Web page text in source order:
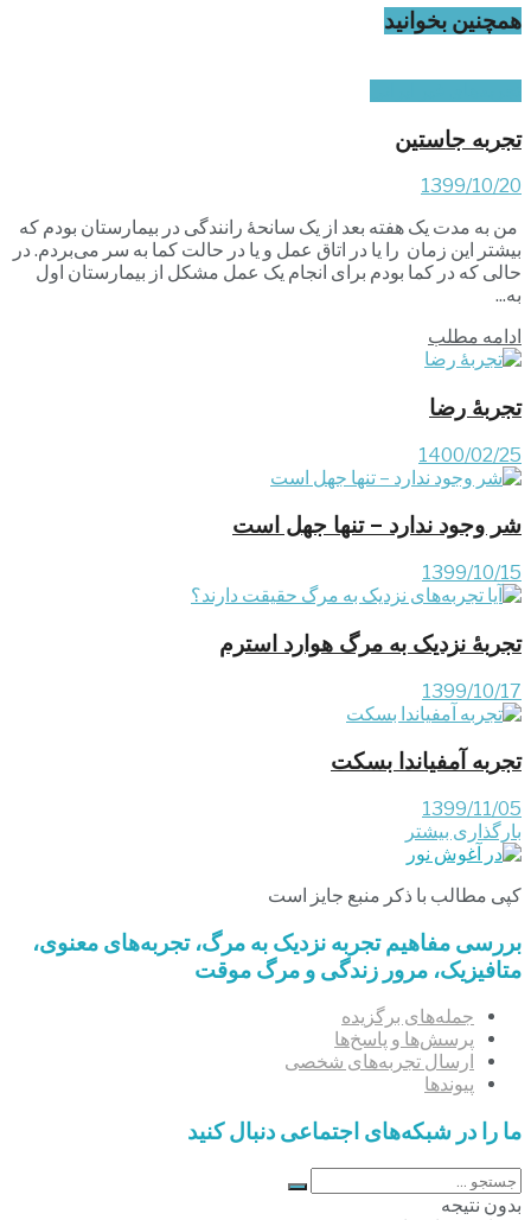
همچنین بخوانید
تجربه جاستین
1399/10/20
من به مدت یک هفته بعد از یک سانحۀ رانندگی در بیمارستان بودم که
بیشتر این زمان را یا در اتاق عمل و یا در حالت کما به سر می‌بردم. در
حالی که در کما بودم برای انجام یک عمل مشکل از بیمارستان اول
به...
ادامه مطلب
تجربۀ رضا
1400/02/25
شر وجود ندارد – تنها جهل است
1399/10/15
تجربۀ نزدیک به مرگ هوارد استرم
1399/10/17
تجربه آمفیاندا بسکت
1399/11/05
بارگذاری بیشتر
کپی مطالب با ذکر منبع جایز است
بررسی مفاهیم تجربه‌ نزدیک به مرگ، تجربه‌های معنوی،
متافیزیک، مرور زندگی و مرگ موقت
جمله‌های برگزیده
پرسش‌ها و پاسخ‌ها
ارسال تجربه‌های شخصی
پیوندها
ما را در شبکه‌های اجتماعی دنبال کنید
بدون نتیجه